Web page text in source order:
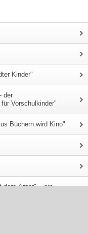
Kinder"
der
Vorschulkinder"
Büchern wird Kino"
dem Ärger" – ein